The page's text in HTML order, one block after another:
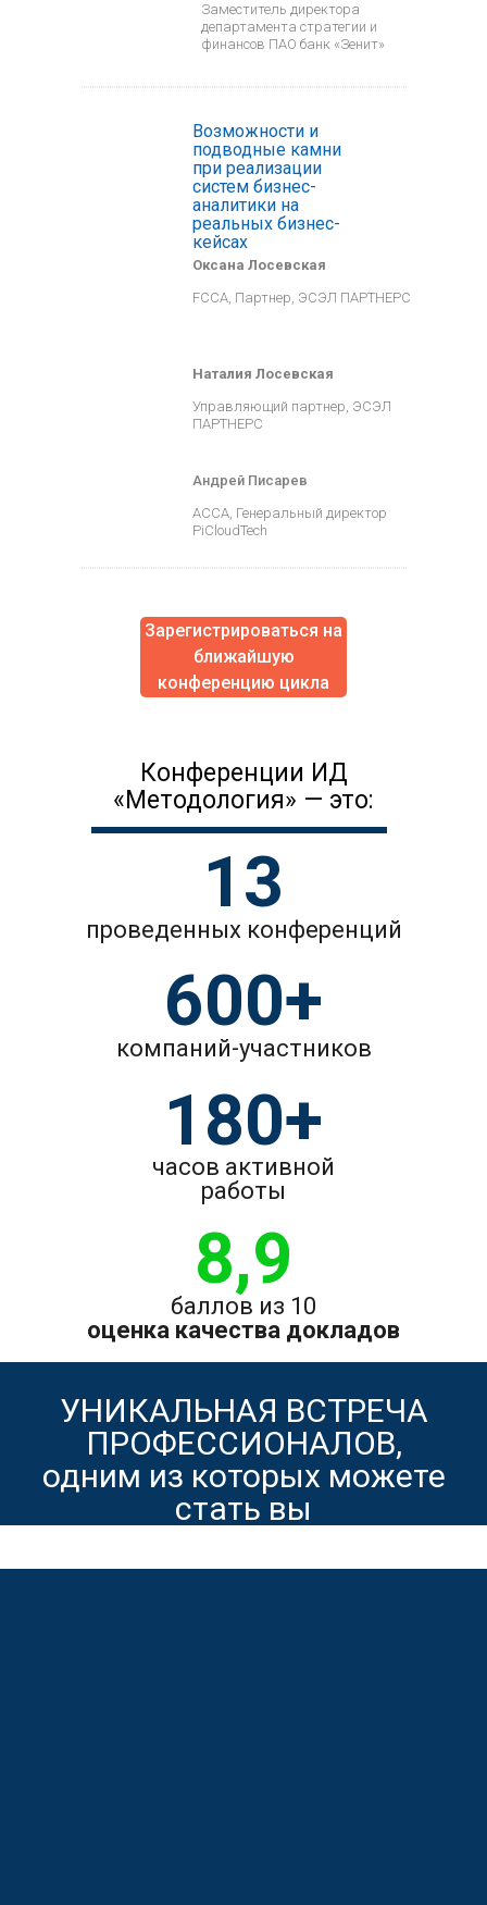
Заместитель директора
департамента стратегии и
финансов ПАО банк «Зенит»
Возможности и
подводные камни
при реализации
систем бизнес-
аналитики на
реальных бизнес-
кейсах
FCCA, Партнер, ЭСЭЛ ПАРТНЕРС
Оксана Лосевская
Наталия Лосевская
Управляющий партнер, ЭСЭЛ
ПАРТНЕРС
Андрей Писарев
АССА, Генеральный директор
PiCloudTech
Зарегистрироваться на
ближайшую
конференцию цикла
проведенных конференций
13
600+
компаний-участников
часов активной
работы
Конференции ИД
«Методология» — это:
180+
баллов из 10
оценка качества докладов
8,9
УНИКАЛЬНАЯ ВСТРЕЧА
ПРОФЕССИОНАЛОВ,
одним из которых можете
стать вы